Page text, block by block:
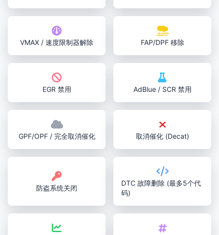
VMAX / 速度限制器解除 FAP/DPF 移除
EGR 禁用 AdBlue / SCR 禁用
GPF/OPF / 完全取消催化 取消催化 (Decat)
防盗系统关闭
DTC 故障删除 (最多5个代
码)